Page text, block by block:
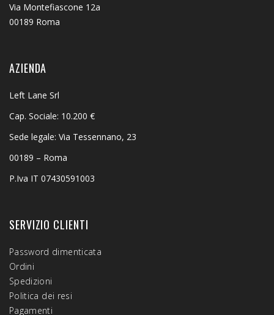
Via Montefiascone 12a
00189 Roma
AZIENDA
Left Lane Srl
Cap. Sociale: 10.200 €
Sede legale: Via Tessennano, 23
00189 – Roma
P.Iva IT 07430591003
SERVIZIO CLIENTI
Password dimenticata
Ordini
Spedizioni
Politica dei resi
Pagamenti